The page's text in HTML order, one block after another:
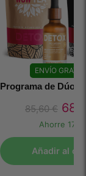
ENVÍO GRATIS
Programa de Dúo
85,60€
Ahorre
Añadir al